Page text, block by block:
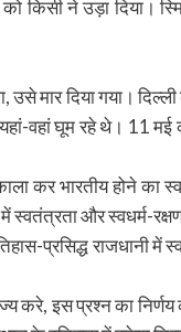
किसी ने उड़ा दिया।
उसे मार दिया गया।
यहां-वहां घूम रहे थे।
कर भारतीय होने का
और स्वधर्म-
प्रसिद्ध राजधानी में
इस प्रश्न का निर्णय